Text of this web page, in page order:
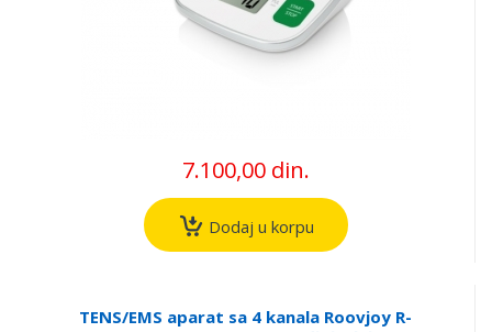
7.100,00 din.
Dodaj u korpu
TENS/EMS aparat sa 4 kanala Roovjoy R-